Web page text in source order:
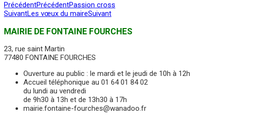
PrécédentPrécédentPassion cross
SuivantLes vœux du maireSuivant
MAIRIE DE FONTAINE FOURCHES
23, rue saint Martin
77480 FONTAINE FOURCHES
Ouverture au public : le mardi et le jeudi de 10h à 12h
Accueil téléphonique au 01 64 01 84 02
du lundi au vendredi
de 9h30 à 13h et de 13h30 à 17h
mairie.fontaine-fourches@wanadoo.fr